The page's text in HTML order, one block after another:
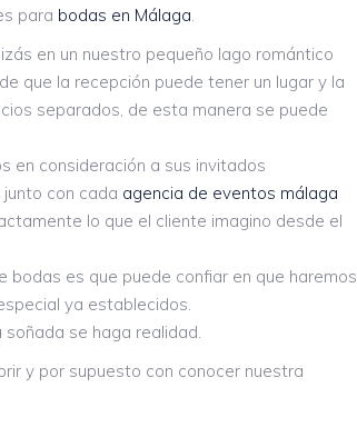
para bodas en Málaga.
en un nuestro pequeño lago romántico
que la recepción puede tener un lugar y la
separados, de esta manera se puede
en consideración a sus invitados
con cada agencia de eventos málaga
lo que el cliente imagino desde el
es que puede confiar en que haremos
ya establecidos.
se haga realidad.
y por supuesto con conocer nuestra